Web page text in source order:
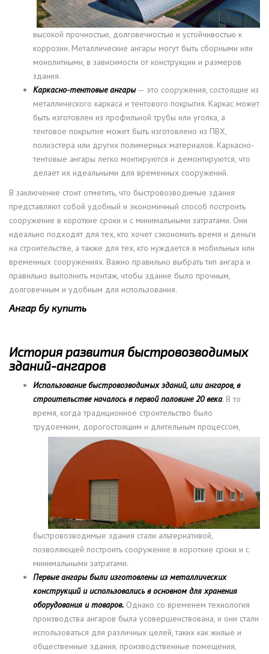
высокой прочностью, долговечностью и устойчивостью к
коррозии. Металлические ангары могут быть сборными или
монолитными, в зависимости от конструкции и размеров
здания.
Каркасно-тентовые ангары— это сооружения, состоящие из
металлического каркаса и тентового покрытия. Каркас может
быть изготовлен из профильной трубы или уголка, а
тентовое покрытие может быть изготовлено из ПВХ,
полиэстера или других полимерных материалов. Каркасно-
тентовые ангары легко монтируются и демонтируются, что
делает их идеальными для временных сооружений.
В заключение стоит отметить, что быстровозводимые здания
представляют собой удобный и экономичный способ построить
сооружение в короткие сроки и с минимальными затратами. Они
идеально подходят для тех, кто хочет сэкономить время и деньги
на строительстве, а также для тех, кто нуждается в мобильных или
временных сооружениях. Важно правильно выбрать тип ангара и
правильно выполнить монтаж, чтобы здание было прочным,
долговечным и удобным для использования.
Ангар бу купить
История развития быстровозводимых
зданий-ангаров
Использование быстровозводимых зданий, или ангаров, в
строительстве началось в первой половине 20 века. В то
время, когда традиционное строительство было
трудоемким, дорогостоящим и длительным процессом,
быстровозводимые здания стали альтернативой,
позволяющей построить сооружение в короткие сроки и с
минимальными затратами.
Первые ангары были изготовлены из металлических
конструкций и использовались в основном для хранения
оборудования и товаров. Однако со временем технология
производства ангаров была усовершенствована, и они стали
использоваться для различных целей, таких как жилые и
общественные здания, производственные помещения,